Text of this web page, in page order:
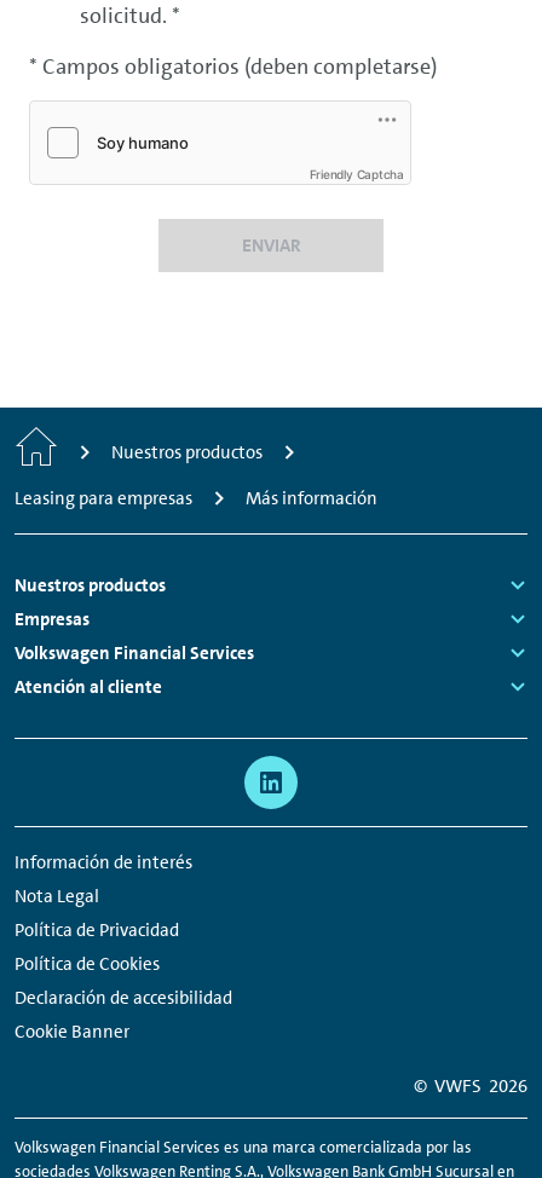
solicitud. *
* Campos obligatorios (deben completarse)
Friendly Captcha
ENVIAR
Inicio
Nuestros productos
Leasing para empresas
Más información
Footer
Nuestros productos
Links:
Empresas
Links:
Volkswagen Financial Services
Links:
Atención al cliente
Información de interés
Nota Legal
Política de Privacidad
Política de Cookies
Declaración de accesibilidad
Cookie Banner
redes
sociales
© VWFS 2026
Volkswagen Financial Services es una marca comercializada por las
sociedades Volkswagen RentingS.A., Volkswagen Bank GmbH Sucursal en